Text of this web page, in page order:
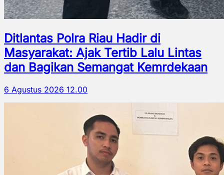
Ditlantas Polra Riau Hadir di
Masyarakat: Ajak Tertib Lalu Lintas
dan Bagikan Semangat Kemrdekaan
6 Agustus 2026 12.00